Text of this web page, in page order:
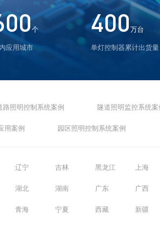
个
应用城市
400万台
单灯控制器累计出货量
路照明控制系统案例 隧道照明监控系统案
用案例 园区照明控制系统案例
辽宁 吉林 黑龙江 上海
湖北 湖南 广东 广西
青海 宁夏 西藏 新疆